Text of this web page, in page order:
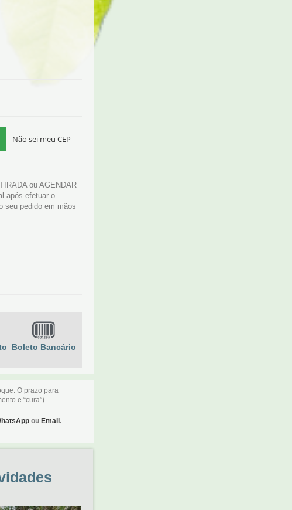
Não sei meu CEP
ou AGENDAR
após efetuar o
seu pedido em mãos
Boleto Bancário
O prazo para
e “cura”).
ou Email .